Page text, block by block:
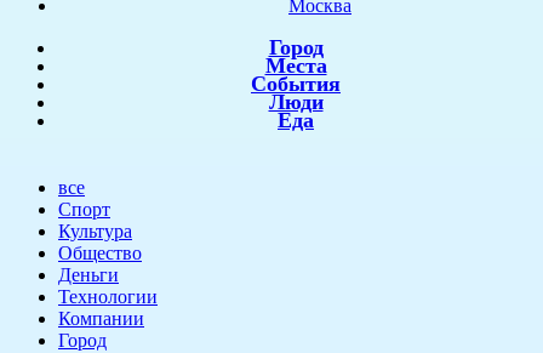
Москва
Город
Места
События
Люди
Еда
все
Спорт
Культура
Общество
Деньги
Технологии
Компании
Город